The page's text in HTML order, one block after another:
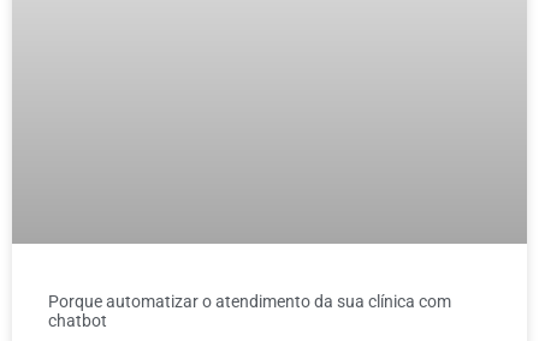
Porque automatizar o atendimento da sua clínica com
chatbot